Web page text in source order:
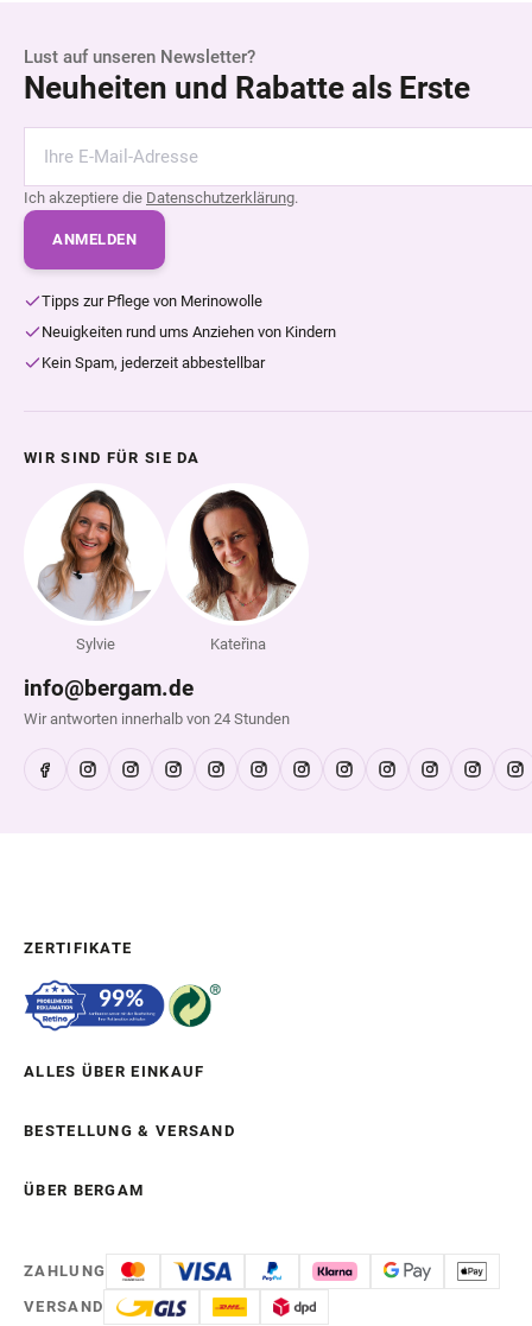
Lust auf unseren Newsletter?
Neuheiten und Rabatte als Erste
Ich akzeptiere die Datenschutzerklärung.
ANMELDEN
Tipps zur Pflege von Merinowolle
Neuigkeiten rund ums Anziehen von Kindern
Kein Spam, jederzeit abbestellbar
WIR SIND FÜR SIE DA
Sylvie Kateřina
info@bergam.de
Wir antworten innerhalb von 24 Stunden
ZERTIFIKATE
ALLES ÜBER EINKAUF
BESTELLUNG & VERSAND
ÜBER BERGAM
ZAHLUNG
VERSAND